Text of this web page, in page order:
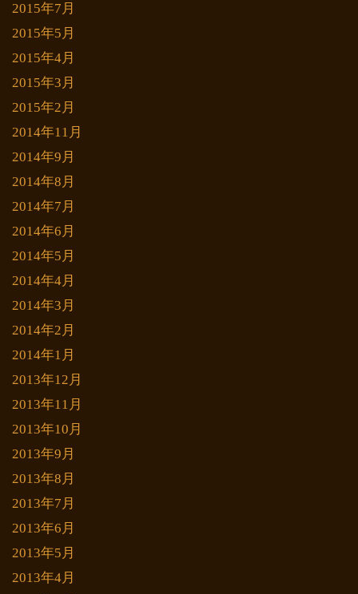
2015年7月
2015年5月
2015年4月
2015年3月
2015年2月
2014年11月
2014年9月
2014年8月
2014年7月
2014年6月
2014年5月
2014年4月
2014年3月
2014年2月
2014年1月
2013年12月
2013年11月
2013年10月
2013年9月
2013年8月
2013年7月
2013年6月
2013年5月
2013年4月